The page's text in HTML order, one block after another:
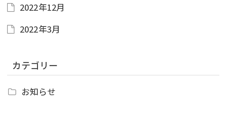
2022年12月
2022年3月
カテゴリー
お知らせ